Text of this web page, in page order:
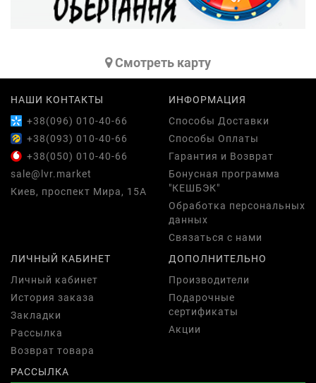
Cмотреть карту
НАШИ КОНТАКТЫ
+38(096) 010-40-66
+38(093) 010-40-66
+38(050) 010-40-66
sale@lvr.market
Киев, проспект Мира, 15А
ИНФОРМАЦИЯ
Способы Доставки
Способы Оплаты
Гарантия и Возврат
Бонусная программа
"КЕШБЭК"
Обработка персональных
данных
Связаться с нами
ЛИЧНЫЙ КАБИНЕТ
Личный кабинет
История заказа
Закладки
Рассылка
Возврат товара
ДОПОЛНИТЕЛЬНО
Производители
Подарочные
сертификаты
Акции
РАССЫЛКА